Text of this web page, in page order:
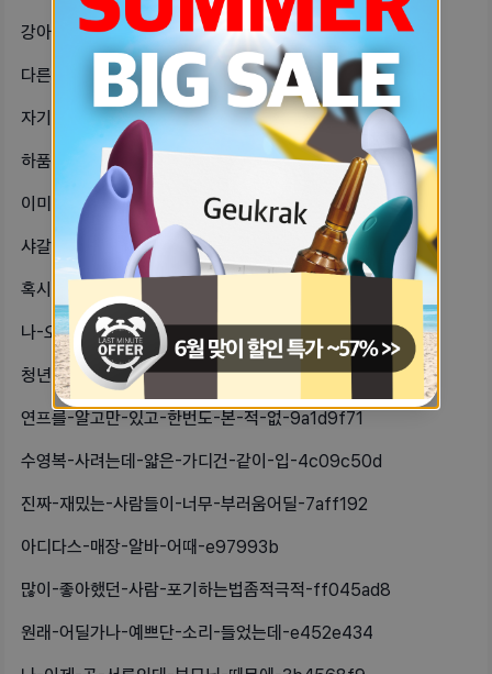
강아지랑-둘이-사니까-내가-번-돈-다-83f99f87
다른거-말고-마라로제만-생각나는데-시-ee17a6c3
자기들은-애인이-회사-사람들이랑-술자-26995a2c
하품-할때마다-오른쪽귀에서-약간-귀지-3abc59ea
이미-얼굴에-착색된거는-피부과-어떤-b27c8b0d
샤갈-식단만으로-살-빼니까-죽을-맛이-ed0b63bc
혹시-여기-다이어터들-있으면-조언좀-d20c8832
나-오늘-연하남이랑-소개팅했어-ㅋㅋㅋ-55b3778
청년미래적금일반형인데하는게-맞을까-사-ac505cfc
연프를-알고만-있고-한번도-본-적-없-9a1d9f71
수영복-사려는데-얇은-가디건-같이-입-4c09c50d
진짜-재밌는-사람들이-너무-부러움어딜-7aff192
아디다스-매장-알바-어때-e97993b
많이-좋아했던-사람-포기하는법좀적극적-ff045ad8
원래-어딜가나-예쁘단-소리-들었는데-e452e434